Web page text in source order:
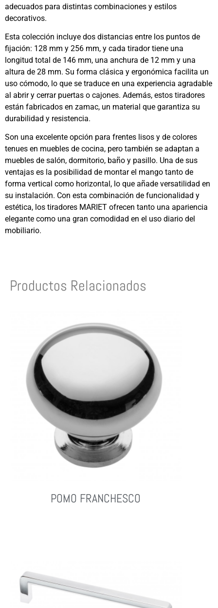
adecuados para distintas combinaciones y estilos
decorativos.
Esta colección incluye dos distancias entre los puntos de
fijación: 128 mm y 256 mm, y cada tirador tiene una
longitud total de 146 mm, una anchura de 12 mm y una
altura de 28 mm. Su forma clásica y ergonómica facilita un
uso cómodo, lo que se traduce en una experiencia agradable
al abrir y cerrar puertas o cajones. Además, estos tiradores
están fabricados en zamac, un material que garantiza su
durabilidad y resistencia.
Son una excelente opción para frentes lisos y de colores
tenues en muebles de cocina, pero también se adaptan a
muebles de salón, dormitorio, baño y pasillo. Una de sus
ventajas es la posibilidad de montar el mango tanto de
forma vertical como horizontal, lo que añade versatilidad en
su instalación. Con esta combinación de funcionalidad y
estética, los tiradores MARIET ofrecen tanto una apariencia
elegante como una gran comodidad en el uso diario del
mobiliario.
Productos Relacionados
POMO FRANCHESCO